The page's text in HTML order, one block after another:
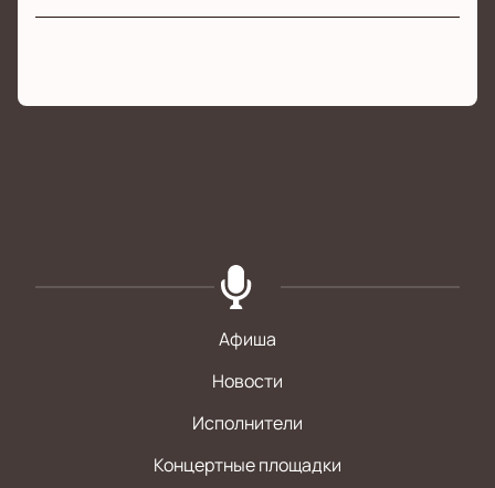
Афиша
Новости
Исполнители
Концертные площадки